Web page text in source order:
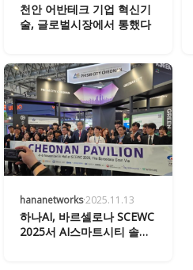
천안 어반테크 기업 혁신기
술, 글로벌시장에서 통했다
hananetworks·2025.11.13
하나AI, 바르셀로나 SCEWC
2025서 AI스마트시티 솔루